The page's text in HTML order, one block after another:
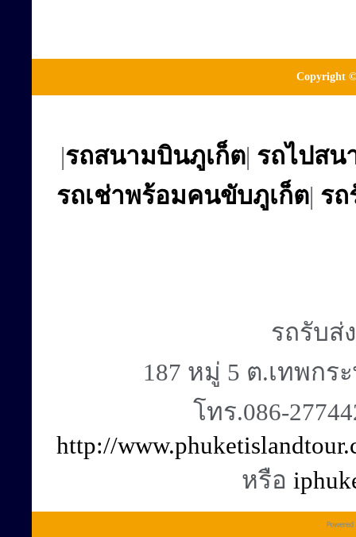
Copyright ©
|รถสนามบินภูเก็ต| รถไปสน
รถเช่าพร้อมคนขับภูเก็ต| รถ
รถรับส่
187 หมู่ 5 ต.เทพกร
โทร.086-
http://
หรือ